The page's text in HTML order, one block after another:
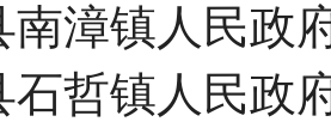
南漳镇人民政
石哲镇人民政